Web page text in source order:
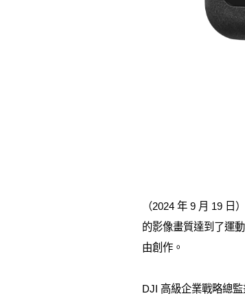
（2024 年 9 月 19
的影像畫質達到了運
由創作。
DJI 高級企業戰略總